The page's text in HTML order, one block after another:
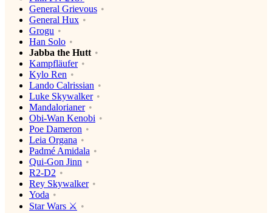
General Grievous
General Hux
Grogu
Han Solo
Jabba the Hutt
Kampfläufer
Kylo Ren
Lando Calrissian
Luke Skywalker
Mandalorianer
Obi-Wan Kenobi
Poe Dameron
Leia Organa
Padmé Amidala
Qui-Gon Jinn
R2-D2
Rey Skywalker
Yoda
Star Wars ⚔️